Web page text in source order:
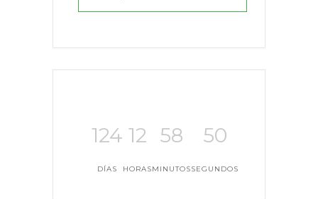
124
DÍAS
12
HORAS
58
MINUTOS
50
SEGUNDOS